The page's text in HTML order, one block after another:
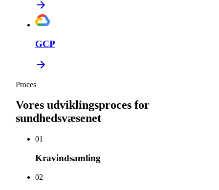
GCP
Proces
Vores udviklingsproces for
sundhedsvæsenet
01
Kravindsamling
02